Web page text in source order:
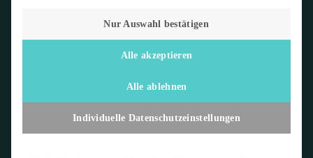
dessen genauer Inhalt vor dem Kauf unbekannt ist. Der
Nur Auswahl bestätigen
Alle akzeptieren
Alle ablehnen
Individuelle Datenschutzeinstellungen